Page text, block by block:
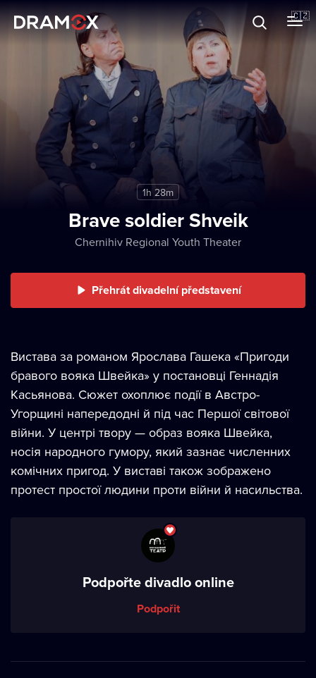
🇨🇿
Dárkové poukazy
Registrujte se
1h 28m
Brave soldier Shveik
Chernihiv Regional Youth Theater
Přehrát divadelní představení
Вистава за романом Ярослава Гашека «Пригоди
бравого вояка Швейка» у постановці Геннадія
Касьянова. Сюжет охоплює події в Австро-
Угорщині напередодні й під час Першої світової
війни. У центрі твору — образ вояка Швейка,
носія народного гумору, який зазнає численних
комічних пригод. У виставі також зображено
протест простої людини проти війни й насильства.
Podpořte divadlo online
Podpořit